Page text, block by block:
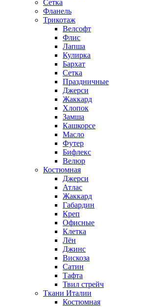
Сетка
Фланель
Трикотаж
Велсофт
Флис
Лапша
Кулирка
Бархат
Сетка
Праздничные
Джерси
Жаккард
Хлопок
Замша
Кашкорсе
Масло
Футер
Бифлекс
Велюр
Костюмная
Джерси
Атлас
Жаккард
Габардин
Креп
Офисные
Клетка
Лён
Джинс
Вискоза
Сатин
Тафта
Твил стрейч
Ткани Италии
Костюмная